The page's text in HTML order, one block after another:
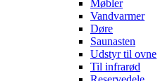
Møbler
Vandvarmer
Døre
Saunasten
Udstyr til ovne
Til infrarød